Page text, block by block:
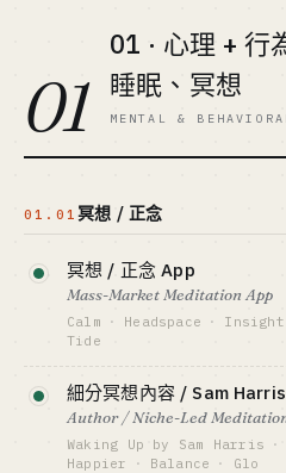
01
01 · 心理 + 行
睡眠、冥想
MENTAL &
01.01 冥想 / 正念
冥想 / 正念 App
Mass-Market Meditation App
Calm · Headspace · Insight
Tide
式。Calm + Headspace 已
部，新進者只能切細分人
童、CN 本土）。
細分冥想內容 / Sam
Author / Niche-Led
Waking Up by Sam Harris ·
Happier
· Balance · Glo